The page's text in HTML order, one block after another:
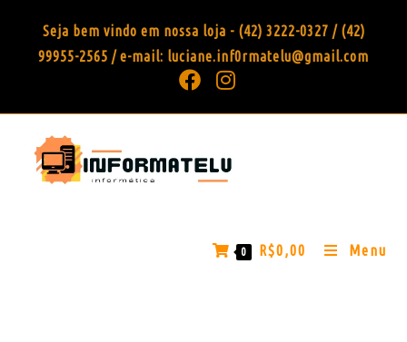
Seja bem vindo em nossa loja - (42) 3222-0327 / (42)
99955-2565 / e-mail: luciane.inf0rmatelu@gmail.com
0 R$0,00 Menu